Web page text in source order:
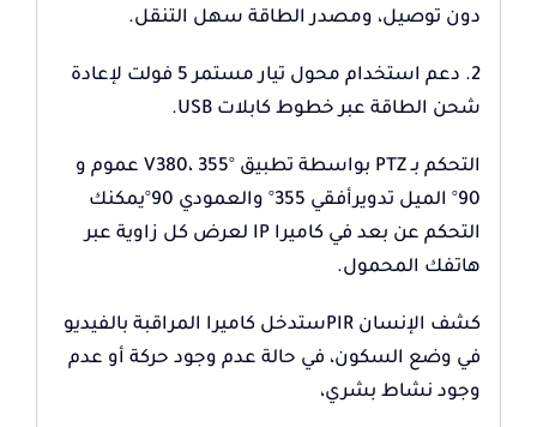
دون توصيل، ومصدر الطاقة سهل التنقل.
2. دعم استخدام محول تيار مستمر 5 فولت لإعادة
شحن الطاقة عبر خطوط كابلات USB.
التحكم بـ PTZ بواسطة تطبيق V380، 355° عموم و
90° الميل تدويرأفقي 355° والعمودي 90°يمكنك
التحكم عن بعد في كاميرا IP لعرض كل زاوية عبر
هاتفك المحمول.
كشف الإنسان PIRستدخل كاميرا المراقبة بالفيديو
في وضع السكون، في حالة عدم وجود حركة أو عدم
وجود نشاط بشري،